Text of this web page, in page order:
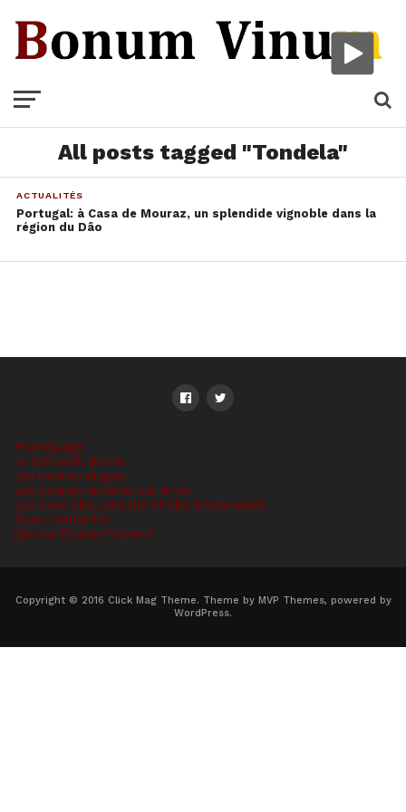
All posts tagged "Tondela"
ACTUALITÉS
Portugal: à Casa de Mouraz, un splendide vignoble dans la
région du Dâo
Homepage
Le bon web du vin
Les bonnes étapes
Les bonnes lectures sur le vin
Les bons vins, vins bio et vins biodynamie
Nous contacter
Qui est Bonum Vinum?
Copyright © 2016 Click Mag Theme. Theme by MVP Themes, powered by
WordPress.